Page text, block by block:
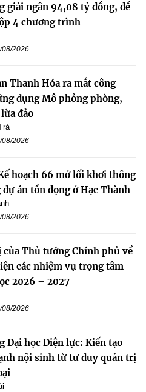
giải ngân 94,08 tỷ đồng, đề
4 chương trình
08/2026
Thanh Hóa ra mắt công
dụng Mô phỏng phòng,
đảo
08/2026
hoạch 66 mở lối khơi thông
án tồn đọng ở Hạc Thành
08/2026
của Thủ tướng Chính phủ về
các nhiệm vụ trọng tâm
2026 – 2027
08/2026
Đại học Điện lực: Kiến tạo
nội sinh từ tư duy quản trị